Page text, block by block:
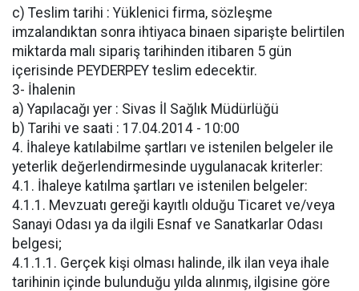
c) Teslim tarihi : Yüklenici firma, sözleşme
imzalandıktan sonra ihtiyaca binaen siparişte belirtilen
miktarda malı sipariş tarihinden itibaren 5 gün
içerisinde PEYDERPEY teslim edecektir.
3- İhalenin
a) Yapılacağı yer : Sivas İl Sağlık Müdürlüğü
b) Tarihi ve saati : 17.04.2014 - 10:00
4. İhaleye katılabilme şartları ve istenilen belgeler ile
yeterlik değerlendirmesinde uygulanacak kriterler:
4.1. İhaleye katılma şartları ve istenilen belgeler:
4.1.1. Mevzuatı gereği kayıtlı olduğu Ticaret ve/veya
Sanayi Odası ya da ilgili Esnaf ve Sanatkarlar Odası
belgesi;
4.1.1.1. Gerçek kişi olması halinde, ilk ilan veya ihale
tarihinin içinde bulunduğu yılda alınmış, ilgisine göre